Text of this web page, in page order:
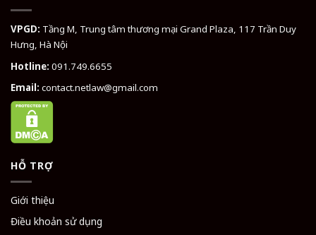
VPGD: Tầng M, Trung tâm thương mại Grand Plaza, 117 Trần Duy
Hưng, Hà Nội
Hotline: 091.749.6655
Email: contact.netlaw@gmail.com
HỖ TRỢ
Giới thiệu
Điều khoản sử dụng